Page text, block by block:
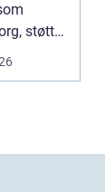
støtte
i